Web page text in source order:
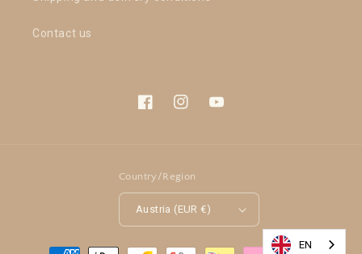
Contact us
FacebookInstagramYouTube
Country/Region
Austria (EUR €)
Payment EN